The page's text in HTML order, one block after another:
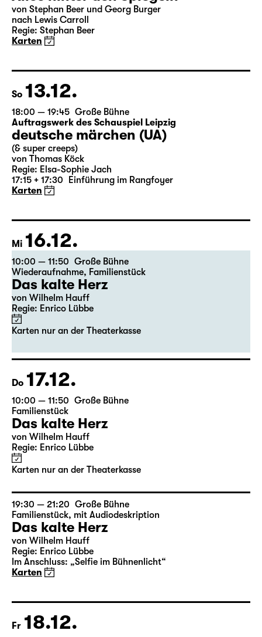
18:00
Große Bühne
mit Audiodeskription
Alice hinter den Spiegeln
Regie: Stephan Beer
Karten
So 13.12.
18:00 — 19:45 Große Bühne
Auftragswerk des Schauspiel Leipzig
deutsche märchen (UA)
(& super creeps)
17:15 + 17:30 Einführung im Rangfoyer
Karten
Mi 16.12.
10:00 — 11:50
Große Bühne
Wiederaufnahme
Das kalte Herz
Regie: Enrico Lübbe
Karten nur an der Theaterkasse
Do 17.12.
10:00 — 11:50
Große Bühne
Familienstück
Das kalte Herz
Regie: Enrico Lübbe
Karten nur an der Theaterkasse
19:30 — 21:20 Große Bühne
Familienstück
mit Audiodeskription
Das kalte Herz
Im Anschluss: „Selfie im Bühnenlicht“
Karten